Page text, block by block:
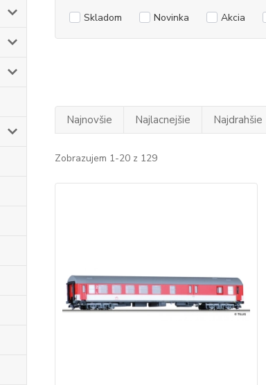
Skladom Novinka Akcia
Najnovšie Najlacnejšie Najdrahšie
Zobrazujem 1-20 z 129